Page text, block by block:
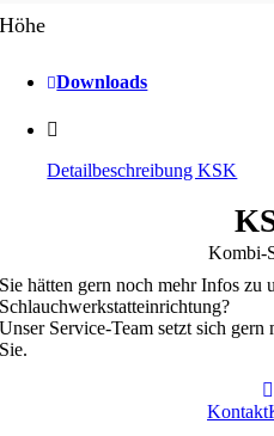
Höhe
Downloads
Detailbeschreibung KSK
Kombi-
Sie hätten gern noch mehr Infos zu
Schlauchwerkstatteinrichtung?
Unser Service-Team setzt sich
Sie.
Kontakt